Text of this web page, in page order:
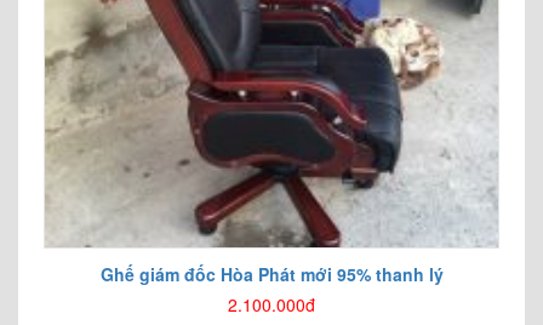
Ghế giám đốc Hòa Phát mới 95% thanh lý
2.100.000đ